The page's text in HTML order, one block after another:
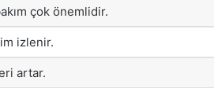
çok önemlidir.
izlenir.
artar.